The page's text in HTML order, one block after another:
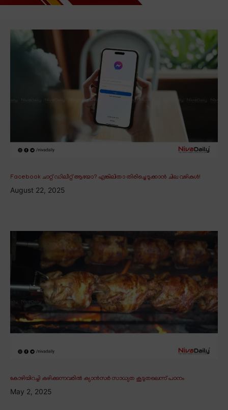
Facebook ചാറ്റ് ഡിലീറ്റ് ആയോ? എങ്കിലിതാ തിരിച്ചെടുക്കാൻ ചില വഴികൾ!
August 22, 2025
കോഴിയിറച്ചി കഴിക്കുന്നവരിൽ ക്യാൻസർ സാധ്യത കൂടുതലെന്ന് പഠനം
May 2, 2025